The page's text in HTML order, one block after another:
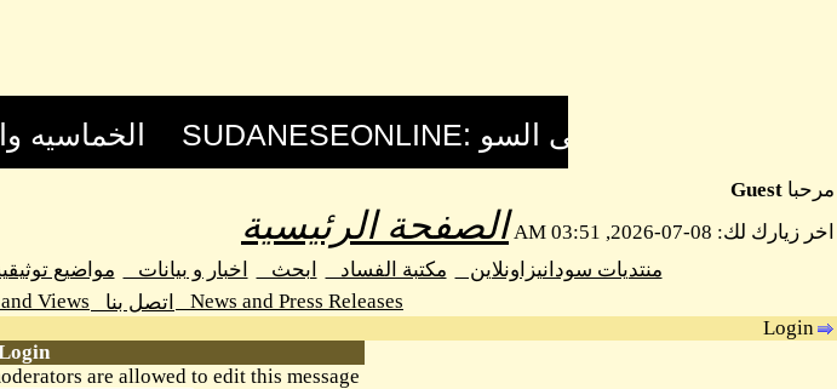
مرحبا Guest
اخر زيارك لك: 08-07-2026, 03:51 AM
الصفحة الرئيسية
منتديات سودانيزاونلاين مكتبة الفساد ابحث اخبار و بيانات مواضيع
News and Press Releases
اتصل بنا Views
Login
are allowed to edit this message.